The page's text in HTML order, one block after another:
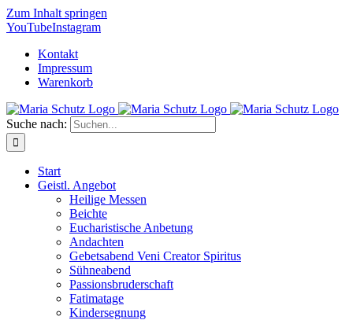
Zum Inhalt springen
YouTubeInstagram
Kontakt
Impressum
Warenkorb
Suche nach:
Start
Geistl. Angebot
Heilige Messen
Beichte
Eucharistische Anbetung
Andachten
Gebetsabend Veni Creator Spiritus
Sühneabend
Passionsbruderschaft
Fatimatage
Kindersegnung